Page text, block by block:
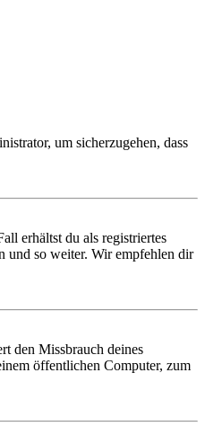
um sicherzugehen, dass
erhältst du als registriertes
und so weiter. Wir empfehlen dir
den Missbrauch deines
öffentlichen Computer, zum